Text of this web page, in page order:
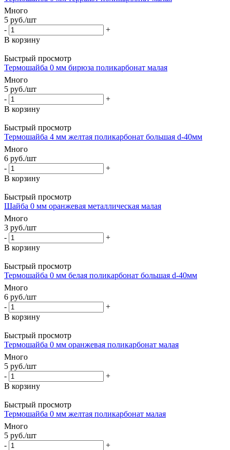
Много
5 руб./шт
-
+
В корзину
Быстрый просмотр
Термошайба 0 мм бирюза поликарбонат малая
Много
5 руб./шт
-
+
В корзину
Быстрый просмотр
Термошайба 4 мм желтая поликарбонат большая d-40мм
Много
6 руб./шт
-
+
В корзину
Быстрый просмотр
Шайба 0 мм оранжевая металлическая малая
Много
3 руб./шт
-
+
В корзину
Быстрый просмотр
Термошайба 0 мм белая поликарбонат большая d-40мм
Много
6 руб./шт
-
+
В корзину
Быстрый просмотр
Термошайба 0 мм оранжевая поликарбонат малая
Много
5 руб./шт
-
+
В корзину
Быстрый просмотр
Термошайба 0 мм желтая поликарбонат малая
Много
5 руб./шт
-
+